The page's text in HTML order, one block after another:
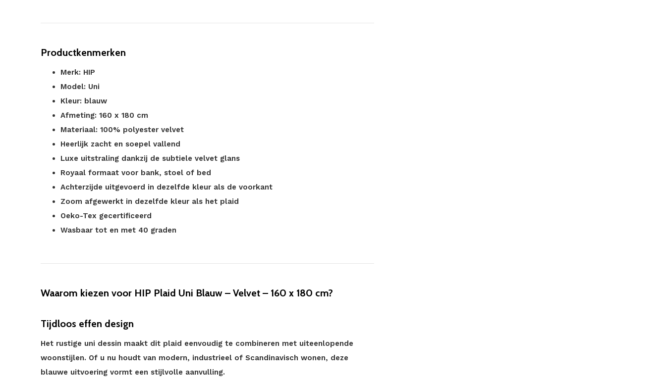
Productkenmerken
Merk: HIP
Model: Uni
Kleur: blauw
Afmeting: 160 x 180 cm
Materiaal: 100% polyester velvet
Heerlijk zacht en soepel vallend
Luxe uitstraling dankzij de subtiele velvet glans
Royaal formaat voor bank, stoel of bed
Achterzijde uitgevoerd in dezelfde kleur als de voorkant
Zoom afgewerkt in dezelfde kleur als het plaid
Oeko-Tex gecertificeerd
Wasbaar tot en met 40 graden
Waarom kiezen voor HIP Plaid Uni Blauw – Velvet – 160 x 180 cm?
Tijdloos effen design
Het rustige uni dessin maakt dit plaid eenvoudig te combineren met uiteenlopende
woonstijlen. Of u nu houdt van modern, industrieel of Scandinavisch wonen, deze
blauwe uitvoering vormt een stijlvolle aanvulling.